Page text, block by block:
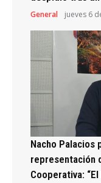
General jueves 6
Nacho Palacios
representación
Cooperativa: